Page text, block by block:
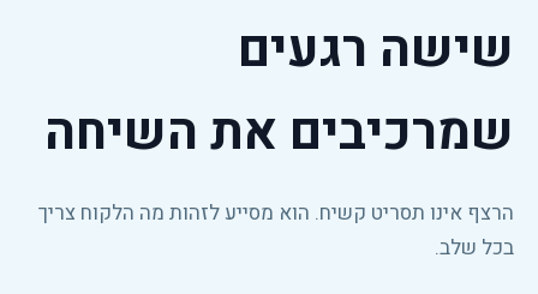
שישה רגעים
שמרכיבים את השיחה
הרצף אינו תסריט קשיח. הוא מסייע לזהות מה הלקוח צריך
בכל שלב.